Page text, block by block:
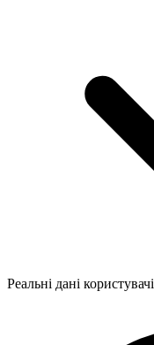
Реальні дані